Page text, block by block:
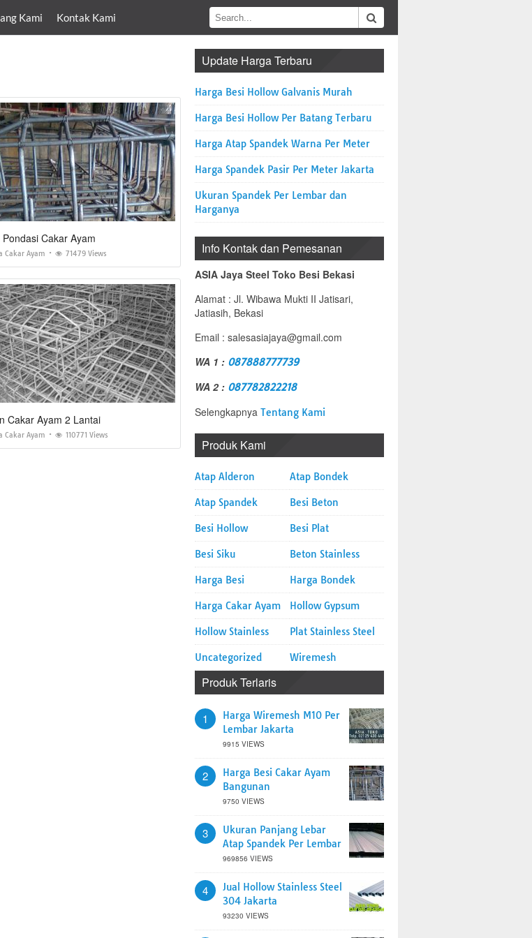
Kami Kontak Kami
Pondasi Cakar Ayam
Cakar Ayam 71479 Views
Cakar Ayam 2 Lantai
Cakar Ayam 110771 Views
Update Harga Terbaru
Harga Besi Hollow Galvanis Murah
Harga Besi Hollow Per Batang Terbaru
Harga Atap Spandek Warna Per Meter
Harga Spandek Pasir Per Meter Jakarta
Ukuran Spandek Per Lembar dan
Harganya
Info Kontak dan Pemesanan
ASIA Jaya Steel Toko Besi Bekasi
Alamat : Jl. Wibawa Mukti II Jatisari,
Jatiasih, Bekasi
Email : salesasiajaya@gmail.com
WA 1 : 087888777739
WA 2 : 087782822218
Selengkapnya Tentang Kami
Produk Kami
Atap Alderon Atap Bondek
Atap Spandek Besi Beton
Besi Hollow Besi Plat
Besi Siku Beton Stainless
Harga Besi Harga Bondek
Harga Cakar Ayam Hollow Gypsum
Hollow Stainless Plat Stainless Steel
Uncategorized Wiremesh
Produk Terlaris
1
Harga Wiremesh M10 Per
Lembar Jakarta
9915 VIEWS
2
Harga Besi Cakar Ayam
Bangunan
9750 VIEWS
3
Ukuran Panjang Lebar
Atap Spandek Per Lembar
969856 VIEWS
4
Jual Hollow Stainless Steel
304 Jakarta
93230 VIEWS